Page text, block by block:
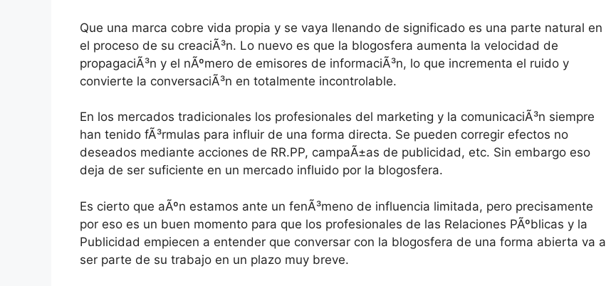
Que una marca cobre vida propia y se vaya llenando de significado es una parte natural en
el proceso de su creaciÃ³n. Lo nuevo es que la blogosfera aumenta la velocidad de
propagaciÃ³n y el nÃºmero de emisores de informaciÃ³n, lo que incrementa el ruido y
convierte la conversaciÃ³n en totalmente incontrolable.
En los mercados tradicionales los profesionales del marketing y la comunicaciÃ³n siempre
han tenido fÃ³rmulas para influir de una forma directa. Se pueden corregir efectos no
deseados mediante acciones de RR.PP, campaÃ±as de publicidad, etc. Sin embargo eso
deja de ser suficiente en un mercado influido por la blogosfera.
Es cierto que aÃºn estamos ante un fenÃ³meno de influencia limitada, pero precisamente
por eso es un buen momento para que los profesionales de las Relaciones PÃºblicas y la
Publicidad empiecen a entender que conversar con la blogosfera de una forma abierta va a
ser parte de su trabajo en un plazo muy breve.